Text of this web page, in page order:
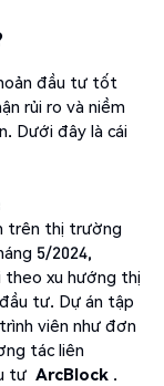
đầu tư tốt
rủi ro và niềm
Dưới đây là cái
trên thị trường
5/2024,
theo xu hướng thị
tư. Dự án tập
viên như đơn
tác liên
tư ArcBlock .